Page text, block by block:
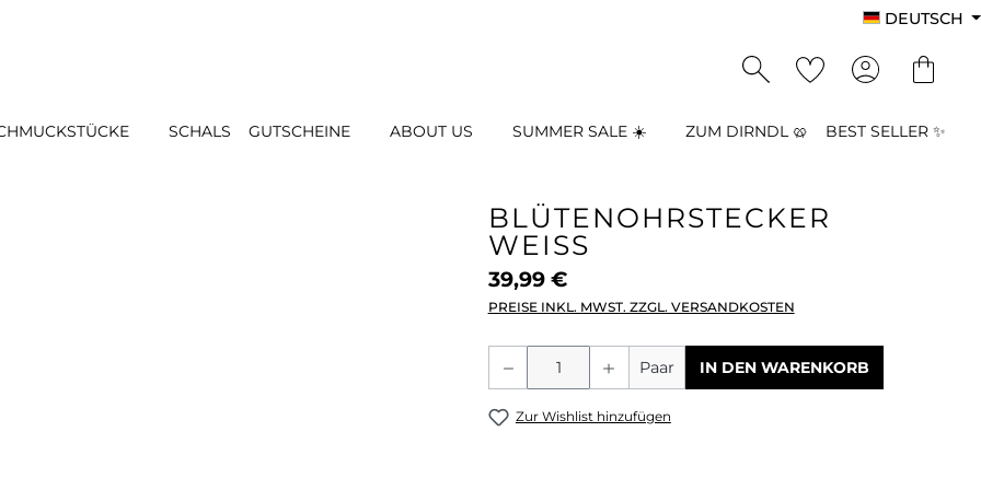
DEUTSCH
SCHALS GUTSCHEINE ABOUT US SUMMER SALE ☀️ ZUM DIRNDL 🥨 BEST SELLER ✨
BLÜTENOHRSTECKER
WEISS
39,99 €
PREISE INKL. MWST. ZZGL. VERSANDKOSTEN
Produkt Anzahl: Gib den
Paar IN DEN WARENKORB
Zur Wishlist hinzufügen